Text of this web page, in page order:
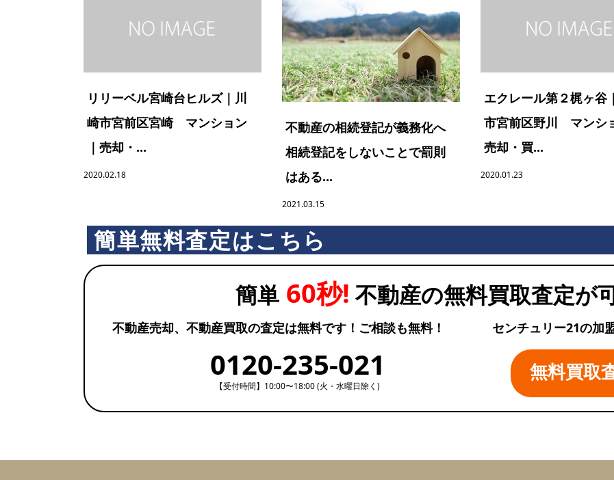
リリーベル宮崎台ヒルズ｜川
崎市宮前区宮崎 マンション
｜売却・...
2020.02.18
不動産の相続登記が義務化へ
相続登記をしないことで罰則
はある...
2021.03.15
エクレール第２梶ヶ谷
市宮前区野川 マンシ
売却・買...
2020.01.23
簡単無料査定はこちら
簡単60秒! 不動産の無料買取査定が
不動産売却、不動産買取の査定は無料です！ご相談も無料！ センチュリー21の加
0120-235-021
【受付時間】10:00〜18:00 (火・水曜日除く)
無料買取